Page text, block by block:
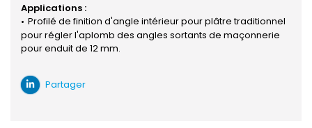
Applications :
Profilé de finition d'angle intérieur pour plâtre traditionnel
pour régler l'aplomb des angles sortants de maçonnerie
pour enduit de 12 mm.
Partager